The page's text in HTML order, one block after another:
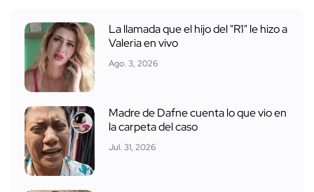
La llamada que el hijo del "R1" le hizo a
Valeria en vivo
Ago. 3, 2026
Madre de Dafne cuenta lo que vio en
la carpeta del caso
Jul. 31, 2026